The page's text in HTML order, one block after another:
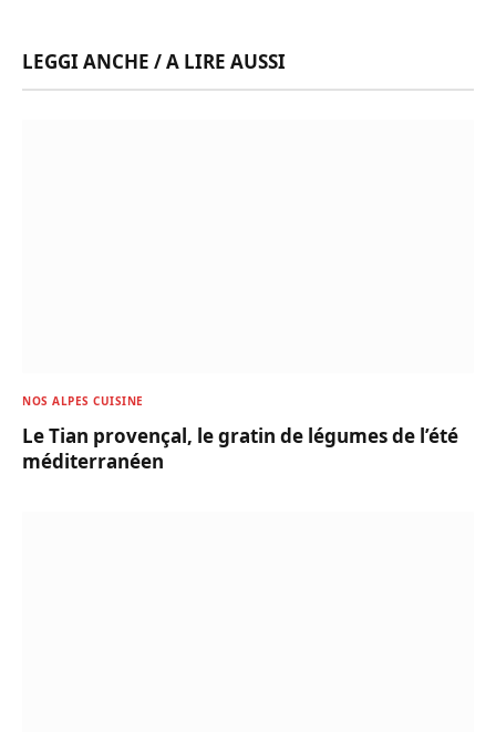
LEGGI ANCHE / A LIRE AUSSI
NOS ALPES CUISINE
Le Tian provençal, le gratin de légumes de l’été
méditerranéen